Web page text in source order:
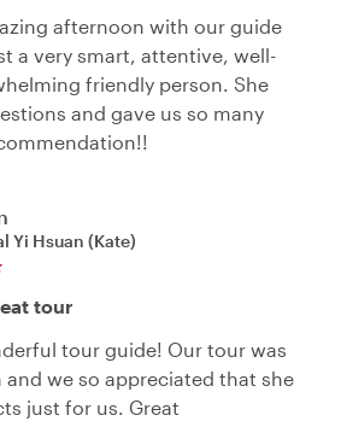
afternoon with our guide
a very smart, attentive, well-
friendly person. She
and gave us so many
Yi Hsuan (Kate)
tour
tour guide! Our tour was
we so appreciated that she
just for us. Great